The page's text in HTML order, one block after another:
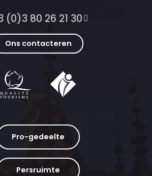
(0)3 80 26 21 30
Ons contacteren
Pro-gedeelte
Persruimte